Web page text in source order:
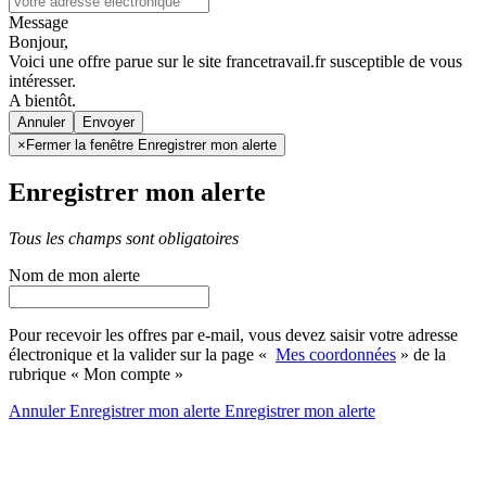
Message
Bonjour,
Voici une offre parue sur le site francetravail.fr susceptible de vous
intéresser.
A bientôt.
Annuler
× Fermer la fenêtre Enregistrer mon alerte
Enregistrer mon alerte
Tous les champs sont obligatoires
Nom de mon alerte
Pour recevoir les offres par e-mail, vous devez saisir votre adresse
électronique et la valider sur la page « Mes coordonnées » de la
rubrique « Mon compte »
AnnulerEnregistrer mon alerte Enregistrermon alerte